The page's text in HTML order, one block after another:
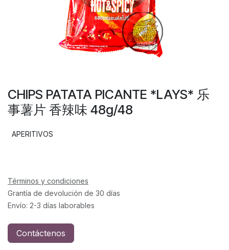
CHIPS PATATA PICANTE *LAYS* 乐
事薯片 香辣味 48g/48
APERITIVOS
Términos y condiciones
Grantía de devolución de 30 días
Envío: 2-3 días laborables
Contáctenos